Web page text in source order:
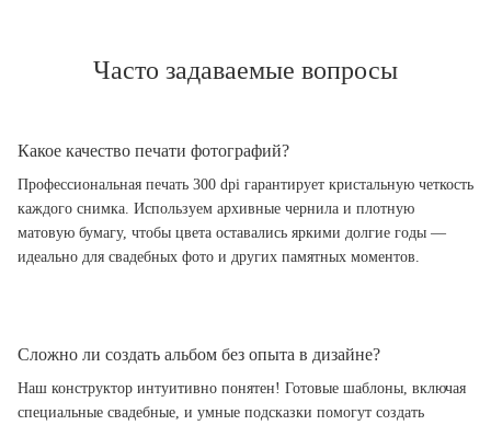
Часто задаваемые вопросы
Какое качество печати фотографий?
Профессиональная печать 300 dpi гарантирует кристальную четкость
каждого снимка. Используем архивные чернила и плотную
матовую бумагу, чтобы цвета оставались яркими долгие годы —
идеально для свадебных фото и других памятных моментов.
Сложно ли создать альбом без опыта в дизайне?
Наш конструктор интуитивно понятен! Готовые шаблоны, включая
специальные свадебные, и умные подсказки помогут создать